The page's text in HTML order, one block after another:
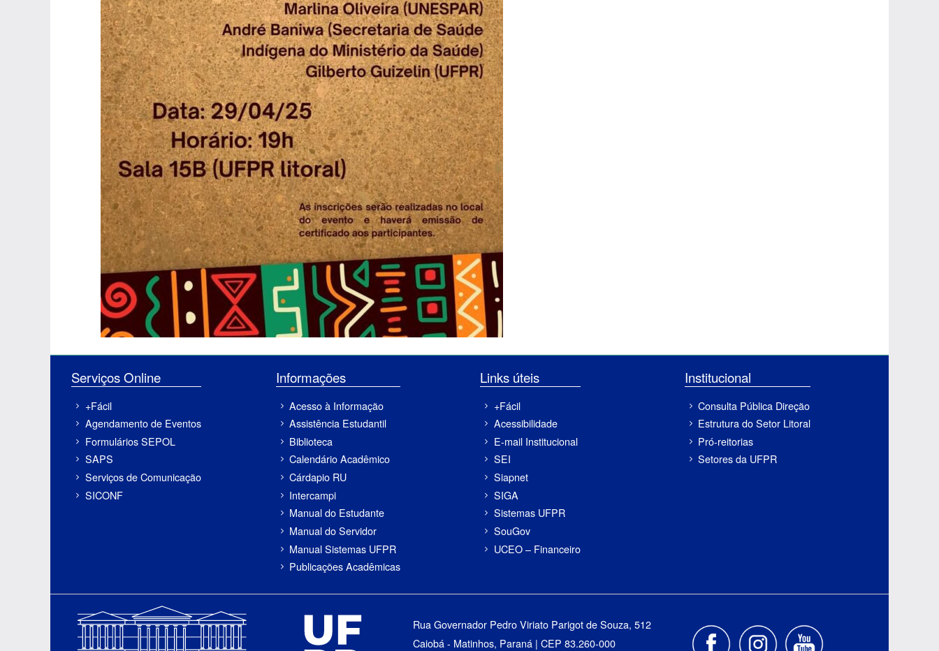
Serviços Online
+Fácil
Agendamento de Eventos
Formulários SEPOL
SAPS
Serviços de Comunicação
SICONF
Informações
Acesso à Informação
Assistência Estudantil
Biblioteca
Calendário Acadêmico
Cárdapio RU
Intercampi
Manual do Estudante
Manual do Servidor
Manual Sistemas UFPR
Publicações Acadêmicas
Links úteis
+Fácil
Acessibilidade
E-mail Institucional
SEI
Siapnet
SIGA
Sistemas UFPR
SouGov
UCEO – Financeiro
Institucional
Consulta Pública Direção
Estrutura do Setor Litoral
Pró-reitorias
Setores da UFPR
Rua Governador Pedro Viriato Parigot de Souza, 512
Caiobá - Matinhos, Paraná | CEP 83.260-000